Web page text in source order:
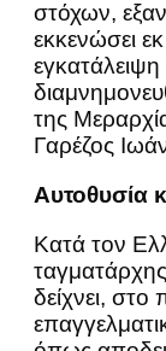
στόχων,
εκκενώσει
εγκατάλειψη
της
Γαρέζος
Αυτοθυσία
Κατά τον
δείχνει,